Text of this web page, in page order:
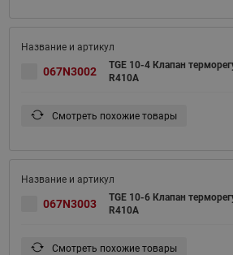
067N3002
TGE 10-4 Клапан
R410A
Смотреть похожие товары
067N3003
TGE 10-6 Клапан
R410A
Смотреть похожие товары